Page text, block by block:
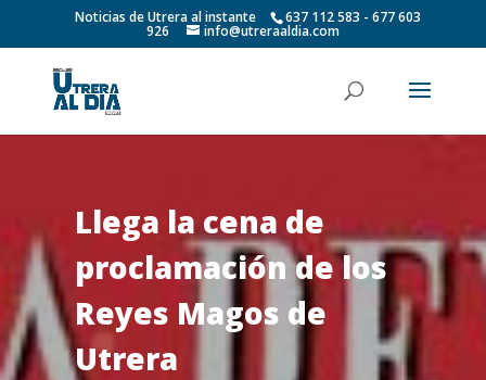
Noticias de Utrera al instante 637 112 583 - 677 603
926 info@utreraaldia.com
Llega la cena de
proclamación de los
Reyes Magos de
Utrera